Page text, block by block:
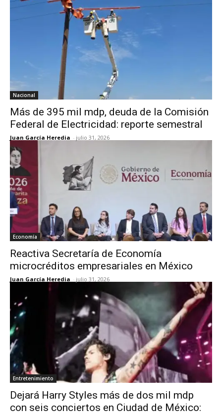
Nacional
Más de 395 mil mdp, deuda de la Comisión
Federal de Electricidad: reporte semestral
Juan García Heredia - julio 31, 2026
Economía
Reactiva Secretaría de Economía
microcréditos empresariales en México
Juan García Heredia - julio 31, 2026
Entretenimiento
Dejará Harry Styles más de dos mil mdp
con seis conciertos en Ciudad de México: